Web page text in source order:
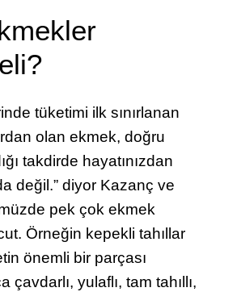
tüketimi ilk sınırlanan
olan ekmek, doğru
takdirde hayatınızdan
değil.” diyor Kazanç ve
pek çok ekmek
Örneğin kepekli tahıllar
önemli bir parçası
çavdarlı, yulaflı, tam tahıllı,